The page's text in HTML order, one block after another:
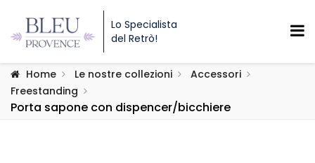
Lo Specialista
del Retrò!
Home Le nostre collezioni
Accessori
Freestanding
Porta sapone con dispencer/bicchiere